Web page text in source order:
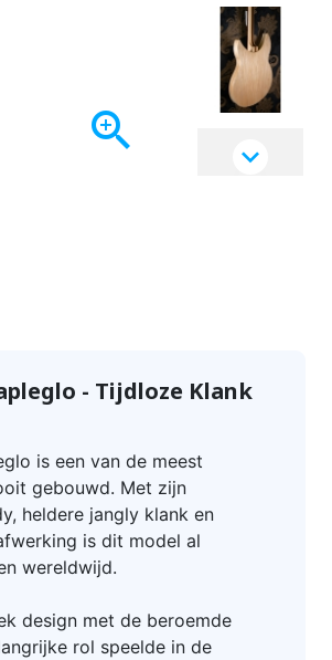

- Tijdloze Klank
is een van de meest
gebouwd. Met zijn
heldere jangly klank en
is dit model al
wereldwijd.
design met de beroemde
rol speelde in de